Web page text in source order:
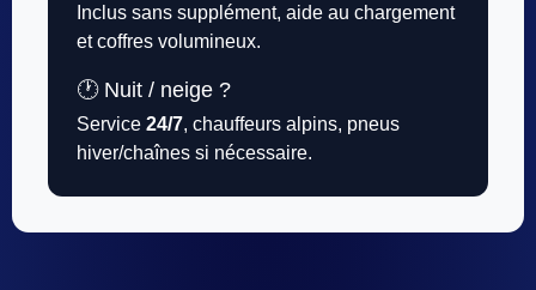
Inclus sans supplément, aide au chargement
et coffres volumineux.
🕐 Nuit / neige ?
Service 24/7, chauffeurs alpins, pneus
hiver/chaînes si nécessaire.